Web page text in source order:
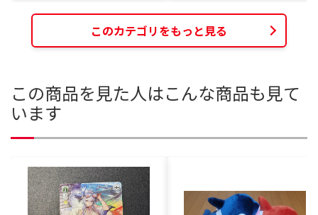
このカテゴリをもっと見る
この商品を見た人はこんな商品も見て
います